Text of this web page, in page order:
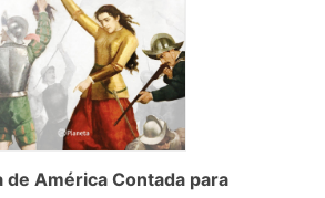
de América Contada para